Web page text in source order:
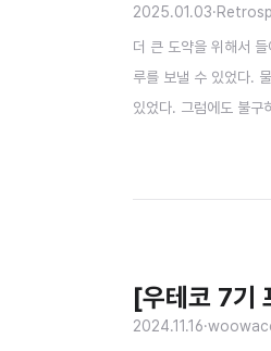
2025.01.03·
더 큰 도약을 위해서
루를 보낼 수 있었다.
있었다. 그럼에도 불구
[우테코 7기
2024.11.16·